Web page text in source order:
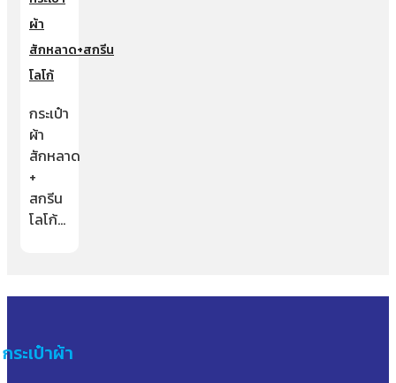
ผ้า
สักหลาด+สกรีน
โลโก้
กระเป๋า
ผ้า
สักหลาด
+
สกรีน
โลโก้…
กระเป๋าผ้า